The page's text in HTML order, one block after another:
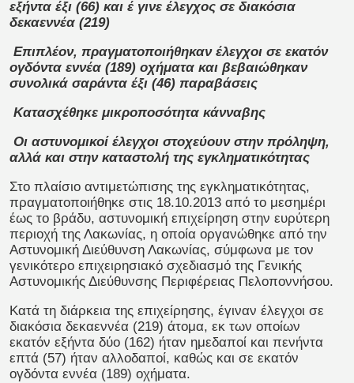
εξήντα έξι (66) και έ γινε έλεγχος σε διακόσια
δεκαεννέα (219)
Επιπλέον, πραγματοποιήθηκαν έλεγχοι σε εκατόν
ογδόντα εννέα (189) οχήματα και βεβαιώθηκαν
συνολικά σαράντα έξι (46) παραβάσεις
Κατασχέθηκε μικροποσότητα κάνναβης
Οι αστυνομικοί έλεγχοι στοχεύουν στην πρόληψη,
αλλά και στην καταστολή της εγκληματικότητας
Στο πλαίσιο αντιμετώπισης της εγκληματικότητας,
πραγματοποιήθηκε στις 18.10.2013 από το μεσημέρι
έως το βράδυ, αστυνομική επιχείρηση στην ευρύτερη
περιοχή της Λακωνίας, η οποία οργανώθηκε από την
Αστυνομική Διεύθυνση Λακωνίας, σύμφωνα με τον
γενικότερο επιχειρησιακό σχεδιασμό της Γενικής
Αστυνομικής Διεύθυνσης Περιφέρειας Πελοποννήσου.
Κατά τη διάρκεια της επιχείρησης, έγιναν έλεγχοι σε
διακόσια δεκαεννέα (219) άτομα, εκ των οποίων
εκατόν εξήντα δύο (162) ήταν ημεδαποί και πενήντα
επτά (57) ήταν αλλοδαποί, καθώς και σε εκατόν
ογδόντα εννέα (189) οχήματα.